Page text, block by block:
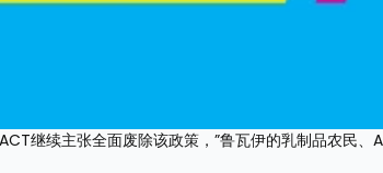
继续主张全面废除该政策，”鲁瓦伊的乳制品农民、